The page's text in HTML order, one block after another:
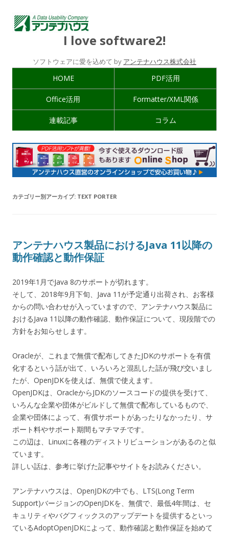
I love software2!
ソフトウェアに愛を込めて by アンテナハウス株式会社
HOME PDF活用
Office活用 Formatter/XML関係
連載記事 コラム
カテゴリー別アーカイブ: TEXT PORTER
アンテナハウス製品におけるJava 11以降の
動作確認と動作保証
2019年1月でJava 8のサポートが切れます。
そして、2018年9月下旬、Java 11が予定通り出荷され、お客様
からの問い合わせが入っていますので、アンテナハウス製品に
おけるJava 11以降の動作確認、動作保証について、現段階での
方針をお知らせします。
Oracleが、これまで無償で配布してきたJDKのサポートを有償
化するという話が出て、いろいろと混乱した話が飛び交いまし
たが、OpenJDKを使えば、無償で使えます。
OpenJDKは、OracleからJDKのソースコードの提供を受けて、
いろんな企業や団体がビルドして無償で配布しているもので、
企業や団体によって、有償サポートがあったりなかったり、サ
ポート料やサポート期間もマチマチです。
この辺は、Linuxに各種のディストリビューションがあるのと似
ています。
詳しい話は、参考に挙げた記事やサイトをお読みください。
アンテナハウスは、OpenJDKの中でも、LTS(Long Term
Support)バージョンのOpenJDKを、無償で、最低4年間は、セ
キュリティやバグフィックスのアップデートを提供するといっ
ているAdoptOpenJDKによって、動作確認と動作保証を始めて